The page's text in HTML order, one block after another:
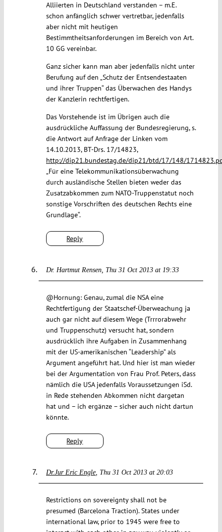
Reply
Alliierten in Deutschland verstanden – m.E.
schon anfänglich schwer vertretbar, jedenfalls
aber nicht mit heutigen
Bestimmtheitsanforderungen im Bereich von Art.
10 GG vereinbar.
Ganz sicher kann man aber jedenfalls nicht unter
Berufung auf den „Schutz der Entsendestaaten
und ihrer Truppen“ das Überwachen des Handys
der Kanzlerin rechtfertigen.
Das Vorstehende ist im Übrigen auch die
ausdrückliche Auffassung der Bundesregierung, s.
die Antwort auf Anfrage der Linken vom
14.10.2013, BT-Drs. 17/14823,
http://dip21.bundestag.de/dip21/btd/17/148/
„Für eine Telekommunikationsüberwachung
durch ausländische Stellen bieten weder das
Zusatzabkommen zum NATO-Truppenstatut noch
sonstige Vorschriften des deutschen Rechts eine
Grundlage“.
Dr. Hartmut Rensen Thu 31 Oct 2013 at 19:33
Reply
@Hornung: Genau, zumal die NSA eine
Rechtfertigung der Staatschef-Überweachung ja
auch gar nicht auf diesem Wege (Trrrorabwehr
und Truppenschutz) versucht hat, sondern
ausdrücklich ihre Aufgaben in Zusammenhang
mit der US-amerikanischen “Leadership” als
Argument angeführt hat. Und hier ist man wieder
bei der Argumentation von Frau Prof. Peters, dass
nämlich die USA jedenfalls Voraussetzungen iSd.
in Rede stehenden Abkommen nicht dargetan
hat und – ich ergänze – sicher auch nicht dartun
könnte.
Dr.Jur Eric Engle Thu 31 Oct 2013 at 20:03
Restrictions on sovereignty shall not be
presumed (Barcelona Traction). States under
international law, prior to 1945 were free to